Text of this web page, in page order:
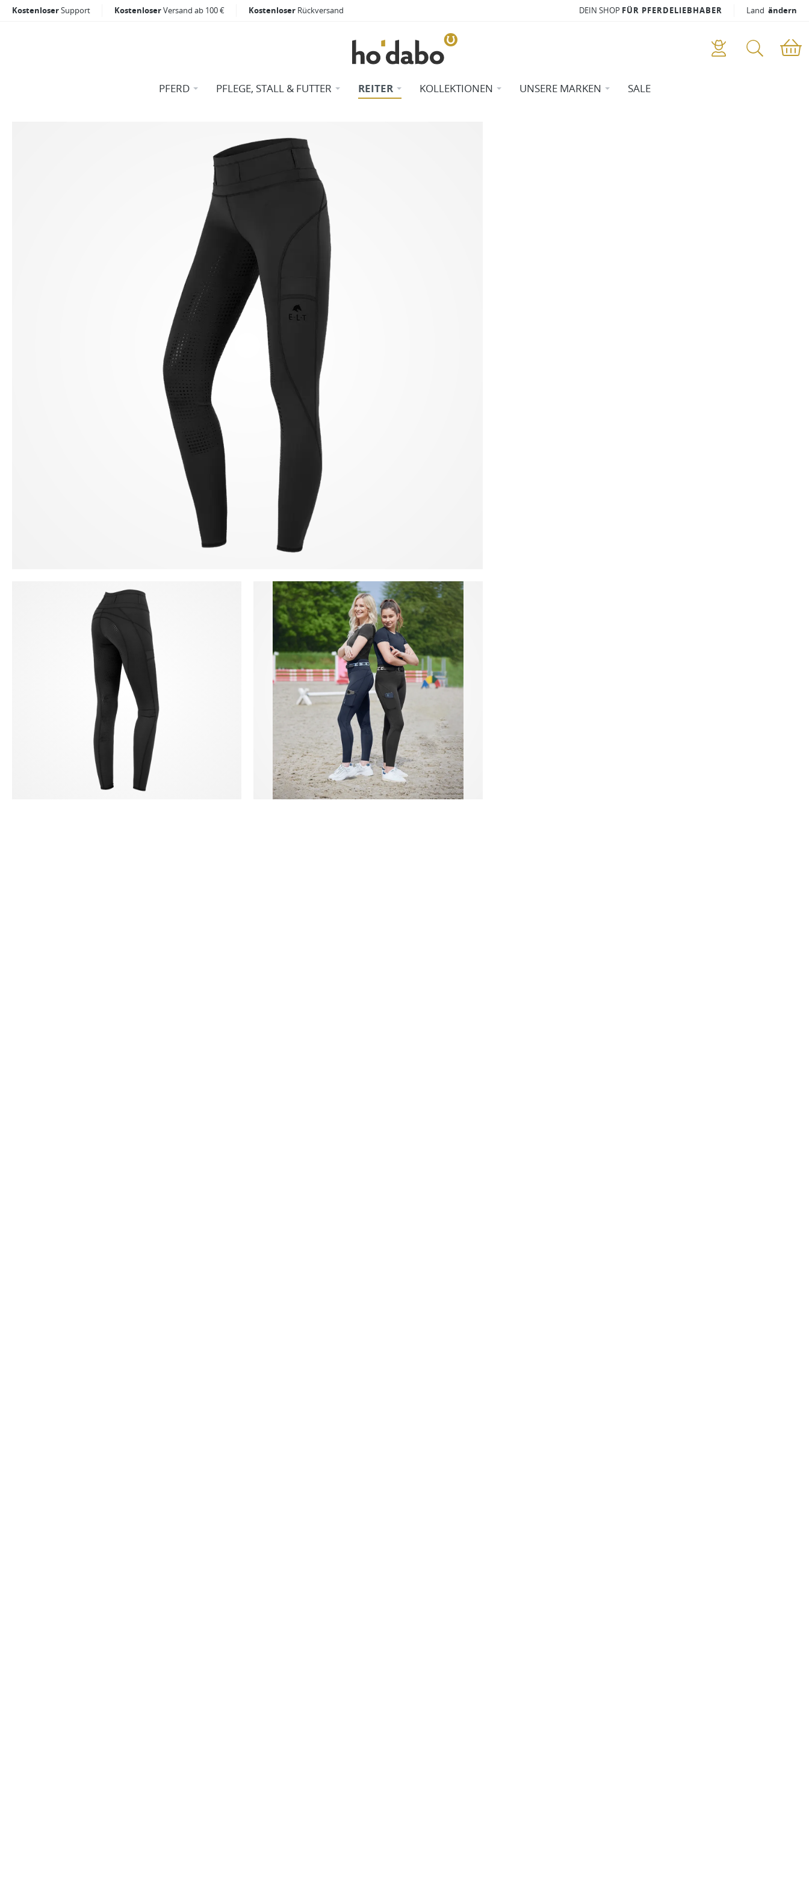
KostenloserSupport KostenloserVersand ab 100 € Kostenloser Rückversand DEIN SHOP FÜR PFERDELIEBHABER Land ändern
PFERD PFLEGE, STALL & FUTTER REITER KOLLEKTIONEN UNSERE MARKEN SALE